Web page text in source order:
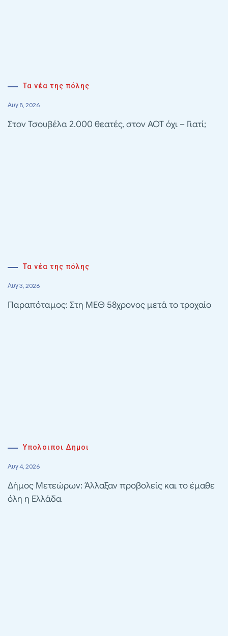
Τα νέα της πόλης
Αυγ 8, 2026
Στον Τσουβέλα 2.000 θεατές, στον ΑΟΤ όχι – Γιατί;
Τα νέα της πόλης
Αυγ 3, 2026
Παραπόταμος: Στη ΜΕΘ 58χρονος μετά το τροχαίο
Υπολοιποι Δημοι
Αυγ 4, 2026
Δήμος Μετεώρων: Άλλαξαν προβολείς και το έμαθε
όλη η Ελλάδα